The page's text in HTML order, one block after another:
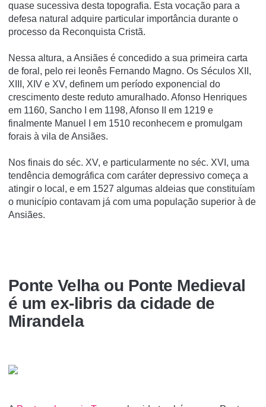
quase sucessiva desta topografia. Esta vocação para a
defesa natural adquire particular importância durante o
processo da Reconquista Cristã.
Nessa altura, a Ansiães é concedido a sua primeira carta
de foral, pelo rei leonês Fernando Magno. Os Séculos XII,
XIII, XIV e XV, definem um período exponencial do
crescimento deste reduto amuralhado. Afonso Henriques
em 1160, Sancho I em 1198, Afonso II em 1219 e
finalmente Manuel I em 1510 reconhecem e promulgam
forais à vila de Ansiães.
Nos finais do séc. XV, e particularmente no séc. XVI, uma
tendência demográfica com caráter depressivo começa a
atingir o local, e em 1527 algumas aldeias que constituíam
o município contavam já com uma população superior à de
Ansiães.
Ponte Velha ou Ponte Medieval
é um ex-libris da cidade de
Mirandela